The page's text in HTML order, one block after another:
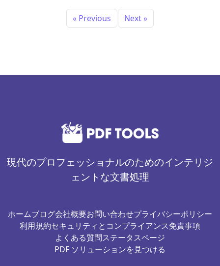
« Previous Next »
現代のプロフェッショナルのためのインテリジ
ェントな文書処理
ホームブログ会社概要お問い合わせプライバシーポリシー
利用規約セキュリティとコンプライアンス免責事項
よくある質問ステータスページ
PDF ソリューションを見つける